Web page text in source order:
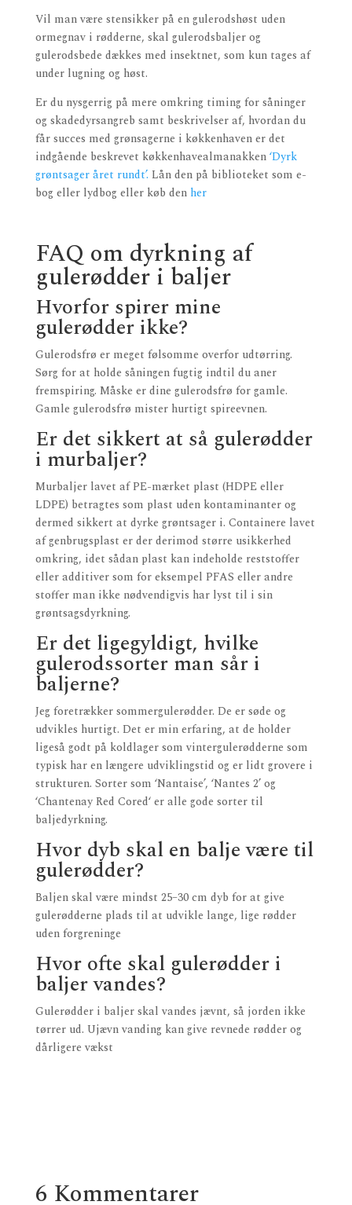
Vil man være stensikker på en gulerodshøst uden
ormegnav i rødderne, skal gulerodsbaljer og
gulerodsbede dækkes med insektnet, som kun tages af
under lugning og høst.
Er du nysgerrig på mere omkring timing for såninger
og skadedyrsangreb samt beskrivelser af, hvordan du
får succes med grønsagerne i køkkenhaven er det
indgående beskrevet køkkenhavealmanakken‘Dyrk
grøntsager året rundt’. Lån den på biblioteket som e-
bog eller lydbog eller køb den her
FAQ om dyrkning af
gulerødder i baljer
Hvorfor spirer mine
gulerødder ikke?
Gulerodsfrø er meget følsomme overfor udtørring.
Sørg for at holde såningen fugtig indtil du aner
fremspiring. Måske er dine gulerodsfrø for gamle.
Gamle gulerodsfrø mister hurtigt spireevnen.
Er det sikkert at så gulerødder
i murbaljer?
Murbaljer lavet af PE-mærket plast (HDPE eller
LDPE) betragtes som plast uden kontaminanter og
dermed sikkert at dyrke grøntsager i. Containere lavet
af genbrugsplast er der derimod større usikkerhed
omkring, idet sådan plast kan indeholde reststoffer
eller additiver som for eksempel PFAS eller andre
stoffer man ikke nødvendigvis har lyst til i sin
grøntsagsdyrkning.
Er det ligegyldigt, hvilke
gulerodssorter man sår i
baljerne?
Jeg foretrækker sommergulerødder. De er søde og
udvikles hurtigt. Det er min erfaring, at de holder
ligeså godt på koldlager som vintergulerødderne som
typisk har en længere udviklingstid og er lidt grovere i
strukturen. Sorter som ‘Nantaise’, ‘Nantes 2’ og
‘Chantenay Red Cored‘ er alle gode sorter til
baljedyrkning.
Hvor dyb skal en balje være til
gulerødder?
Baljen skal være mindst 25–30 cm dyb for at give
gulerødderne plads til at udvikle lange, lige rødder
uden forgreninge
Hvor ofte skal gulerødder i
baljer vandes?
Gulerødder i baljer skal vandes jævnt, så jorden ikke
tørrer ud. Ujævn vanding kan give revnede rødder og
dårligere vækst
6 Kommentarer